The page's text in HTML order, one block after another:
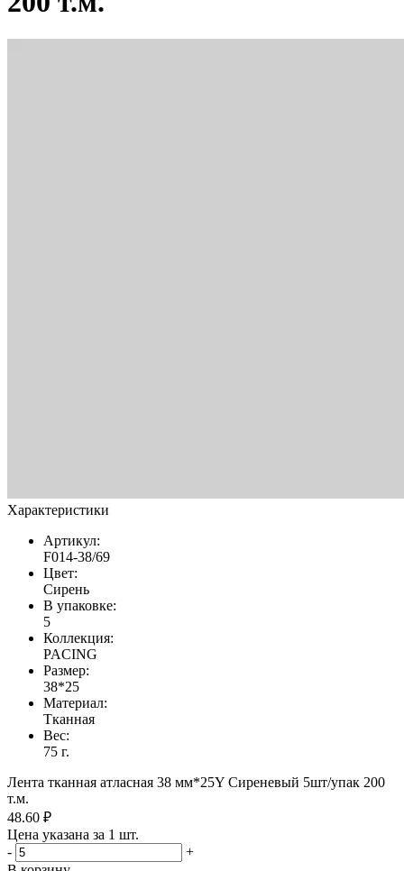
Характеристики
Артикул:
F014-38/69
Цвет:
Сирень
В упаковке:
5
Коллекция:
PACING
Размер:
38*25
Материал:
Тканная
Вес:
75 г.
Лента тканная атласная 38 мм*25Y Сиреневый 5шт/упак 200
т.м.
48.60 ₽
Цена указана за 1 шт.
-
+